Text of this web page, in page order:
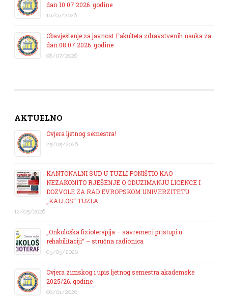
dan 10.07.2026. godine
10/07/2026
Obavještenje za javnost Fakulteta zdravstvenih nauka za
dan 08.07.2026. godine
08/07/2026
AKTUELNO
Ovjera ljetnog semestra!
25/05/2026
KANTONALNI SUD U TUZLI PONIŠTIO KAO
NEZAKONITO RJEŠENJE O ODUZIMANJU LICENCE I
DOZVOLE ZA RAD EVROPSKOM UNIVERZITETU
„KALLOS“ TUZLA
12/05/2026
„Onkološka fizioterapija – savremeni pristupi u
rehabilitaciji“ – stručna radionica
05/05/2026
Ovjera zimskog i upis ljetnog semestra akademske
2025/26. godine
06/01/2026